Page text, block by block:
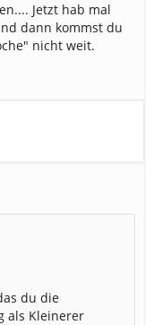
Jetzt hab mal
dann kommst du
nicht weit.
du die
als Kleinerer